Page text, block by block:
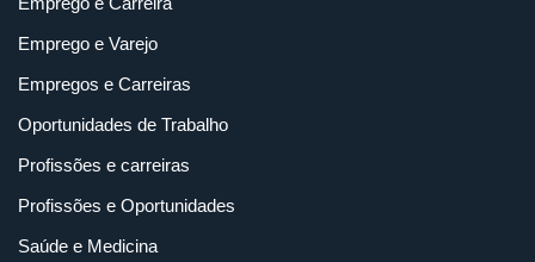
Emprego e Varejo
Empregos e Carreiras
Oportunidades de Trabalho
Profissões e carreiras
Profissões e Oportunidades
Saúde e Medicina